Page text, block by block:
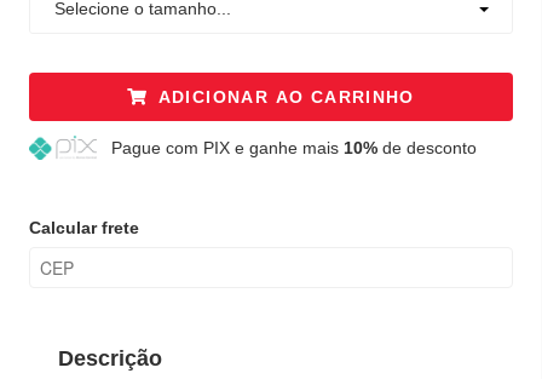
Selecione o tamanho...
ADICIONAR AO CARRINHO
Pague com PIX e ganhe mais 10%de desconto
Calcular frete
Descrição